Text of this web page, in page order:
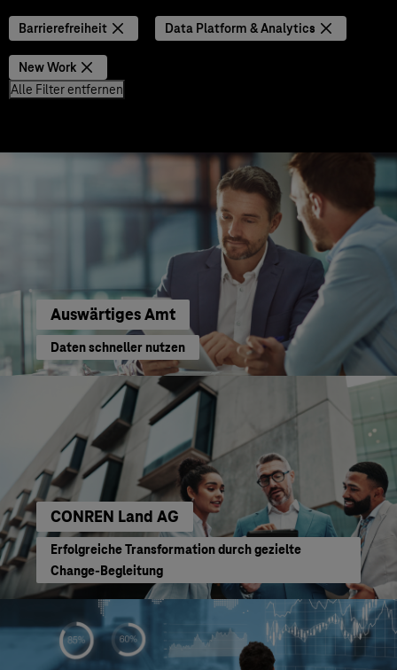
Barrierefreiheit Data Platform & Analytics
New Work
Alle Filter entfernen
Auswärtiges Amt
Daten schneller nutzen
CONREN Land AG
Erfolgreiche Transformation durch gezielte
Change-Begleitung